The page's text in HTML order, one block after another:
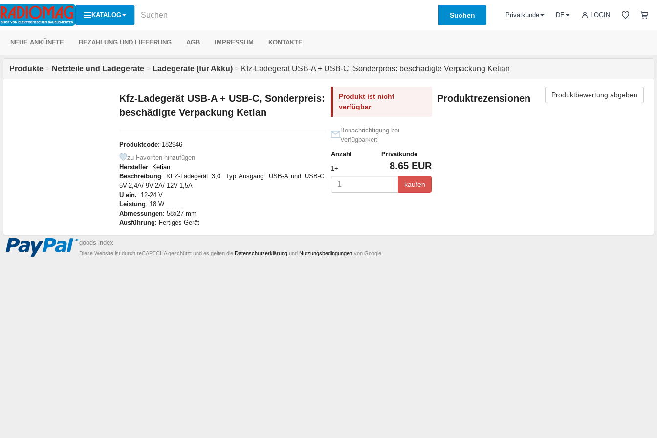
KATALOG Suchen LOGIN
Privatkunde DE
NEUE ANKÜNFTE BEZAHLUNG UND LIEFERUNG AGB IMPRESSUM KONTAKTE
Produkte > Netzteile und Ladegeräte > Ladegeräte (für Akku) > Kfz-Ladegerät USB-A + USB-C, Sonderpreis: beschädigte Verpackung Ketian
Kfz-Ladegerät USB-A + USB-C, Sonderpreis:
beschädigte Verpackung Ketian
Produktcode: 182946
zu Favoriten hinzufügen
Hersteller: Ketian
Beschreibung: KFZ-Ladegerät 3,0. Typ Ausgang: USB-A und USB-C.
5V-2,4A/ 9V-2A/ 12V-1,5A
U ein.: 12-24 V
Leistung: 18 W
Abmessungen: 58x27 mm
Ausführung: Fertiges Gerät
Produkt ist nicht
verfügbar
Benachrichtigung bei
Verfügbarkeit
Anzahl
Privatkunde
1+
8.65 EUR
kaufen
Produktrezensionen Produktbewertung abgeben
goods index
Diese Website ist durch reCAPTCHA geschützt und es gelten die Datenschutzerklärung und Nutzungsbedingungen von Google.